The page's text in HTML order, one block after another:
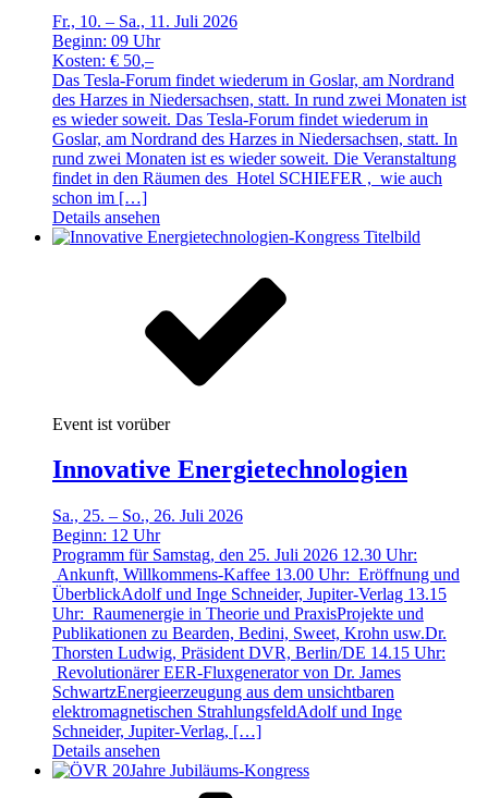
Fr., 10. – Sa., 11. Juli 2026
Beginn: 09 Uhr
Kosten: € 50,–
Das Tesla-Forum findet wiederum in Goslar, am Nordrand
des Harzes in Niedersachsen, statt. In rund zwei Monaten ist
es wieder soweit. Das Tesla-Forum findet wiederum in
Goslar, am Nordrand des Harzes in Niedersachsen, statt. In
rund zwei Monaten ist es wieder soweit. Die Veranstaltung
findet in den Räumen des Hotel SCHIEFER , wie auch
schon im […]
Details ansehen
Event ist vorüber
Innovative Energietechnologien
Sa., 25. – So., 26. Juli 2026
Beginn: 12 Uhr
Programm für Samstag, den 25. Juli 2026 12.30 Uhr:
Ankunft, Willkommens-Kaffee 13.00 Uhr: Eröffnung und
ÜberblickAdolf und Inge Schneider, Jupiter-Verlag 13.15
Uhr: Raumenergie in Theorie und PraxisProjekte und
Publikationen zu Bearden, Bedini, Sweet, Krohn usw.Dr.
Thorsten Ludwig, Präsident DVR, Berlin/DE 14.15 Uhr:
Revolutionärer EER-Fluxgenerator von Dr. James
SchwartzEnergieerzeugung aus dem unsichtbaren
elektromagnetischen StrahlungsfeldAdolf und Inge
Schneider, Jupiter-Verlag, […]
Details ansehen